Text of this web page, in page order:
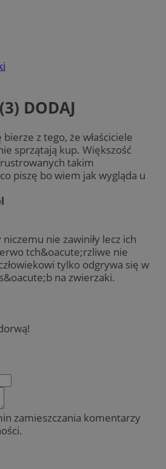
DODAJ
z tego, że właściciele
sprzątają kup. Większość
takim
piszę bo wiem jak wygląda u
nie zawiniły lecz ich
tch&oacute;rzliwe nie
tylko odgrywa się w
na zwierzaki.
zamieszczania komentarzy